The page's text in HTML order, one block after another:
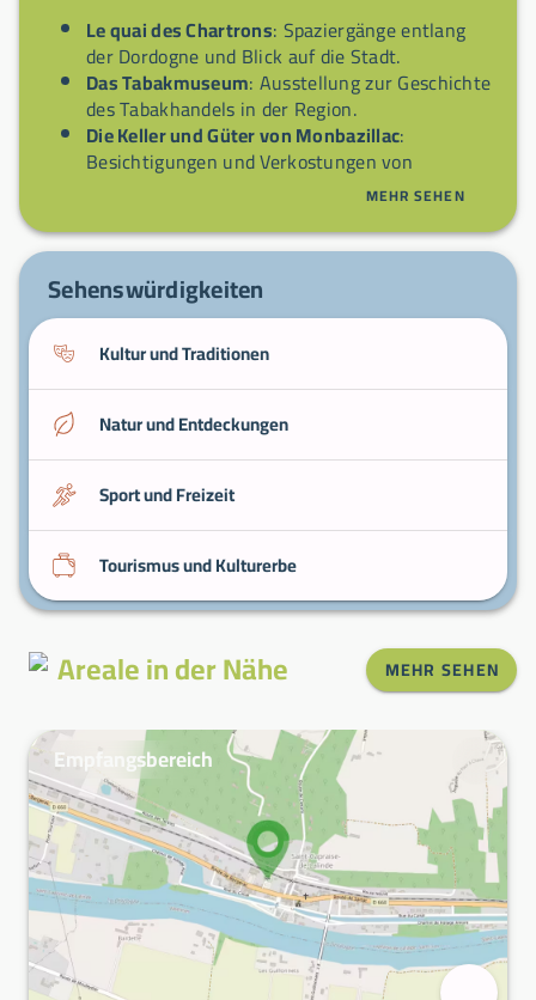
Le quai des Chartrons: Spaziergänge entlang
der Dordogne und Blick auf die Stadt.
Das Tabakmuseum: Ausstellung zur Geschichte
des Tabakhandels in der Region.
Die Keller und Güter von Monbazillac:
Besichtigungen und Verkostungen von
Gabarre-Fahrt: Entdeckung der Dordogne vom
MEHR SEHEN
Sehenswürdigkeiten
Kultur und Traditionen
Natur und Entdeckungen
Sport und Freizeit
Tourismus und Kulturerbe
Areale in der Nähe MEHR SEHEN
Empfangsbereich